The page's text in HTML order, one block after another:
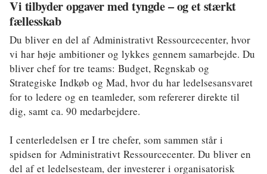
Vi tilbyder opgaver med tyngde – og et stærkt
fællesskab
Du bliver en del af Administrativt Ressourcecenter, hvor
vi har høje ambitioner og lykkes gennem samarbejde. Du
bliver chef for tre teams: Budget, Regnskab og
Strategiske Indkøb og Mad, hvor du har ledelsesansvaret
for to ledere og en teamleder, som refererer direkte til
dig, samt ca. 90 medarbejdere.
I centerledelsen er I tre chefer, som sammen står i
spidsen for Administrativt Ressourcecenter. Du bliver en
del af et ledelsesteam, der investerer i organisatorisk